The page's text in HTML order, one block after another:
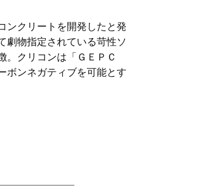
ンクリートを開発したと発
劇物指定されている苛性ソ
。クリコンは「ＧＥＰＣ
ボンネガティブを可能とす